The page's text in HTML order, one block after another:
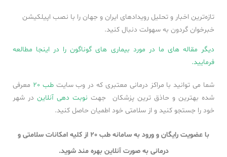
تازه‌ترین اخبار و تحلیل‌ رویدادهای ایران و جهان را با نصب اپیلکیشن
خبرخوان گردون به سهولت دنبال کنید.
دیگر مقاله های ما در مورد بیماری های گوناگون را در اینجا مطالعه
فرمایید.
شما می توانید با مراکز درمانی معتبری که در وب سایت طب 20
معرفی
شده بهترین و حاذق ترین پزشکان جهت نوبت دهی آنلایندر شهر
خود را جستجو کنید و از سلامتی خود اطمیان حاصل کنید.
با عضویت رایگان و ورود به سامانه طب 20 از کلیه امکانات سلامتی و
درمانی به صورت آنلاین بهره مند شوید.